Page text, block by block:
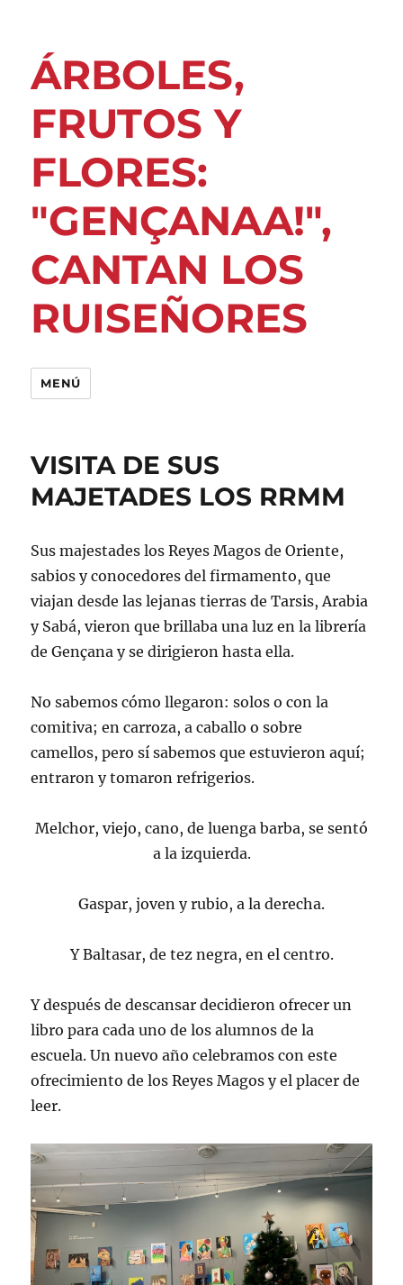
ÁRBOLES,
FRUTOS Y
FLORES:
"GENÇANAA!",
CANTAN LOS
RUISEÑORES
MENÚ
VISITA DE SUS
MAJETADES LOS RRMM
Sus majestades los Reyes Magos de Oriente,
sabios y conocedores del firmamento, que
viajan desde las lejanas tierras de Tarsis, Arabia
y Sabá, vieron que brillaba una luz en la librería
de Gençana y se dirigieron hasta ella.
No sabemos cómo llegaron: solos o con la
comitiva; en carroza, a caballo o sobre
camellos, pero sí sabemos que estuvieron aquí;
entraron y tomaron refrigerios.
Melchor, viejo, cano, de luenga barba, se sentó
a la izquierda.
Gaspar, joven y rubio, a la derecha.
Y Baltasar, de tez negra, en el centro.
Y después de descansar decidieron ofrecer un
libro para cada uno de los alumnos de la
escuela. Un nuevo año celebramos con este
ofrecimiento de los Reyes Magos y el placer de
leer.